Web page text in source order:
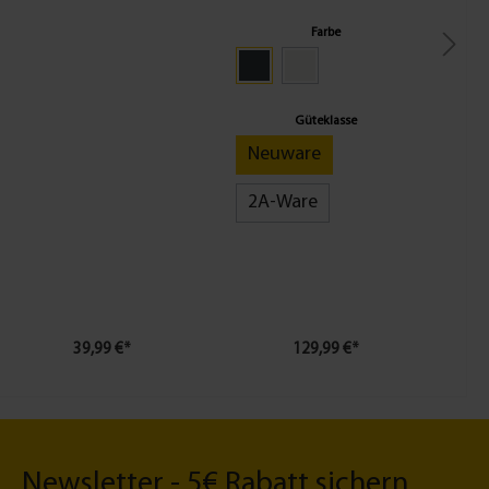
39,99 €*
Farbe
Güteklasse
Neuware
2A-Ware
129,99 €*